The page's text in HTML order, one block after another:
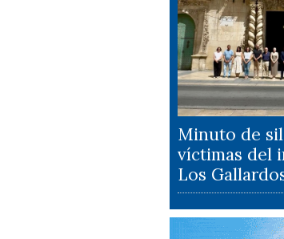
Minuto de
víctimas del
Los